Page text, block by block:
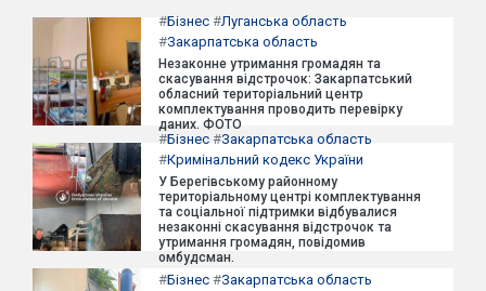
#Бізнес #Луганська область
#Закарпатська область
Незаконне утримання громадян та
скасування відстрочок: Закарпатський
обласний територіальний центр
комплектування проводить перевірку
даних. ФОТО
#Бізнес #Закарпатська область
#Кримінальний кодекс України
У Берегівському районному
територіальному центрі комплектування
та соціальної підтримки відбувалися
незаконні скасування відстрочок та
утримання громадян, повідомив
омбудсман.
#Бізнес #Закарпатська область